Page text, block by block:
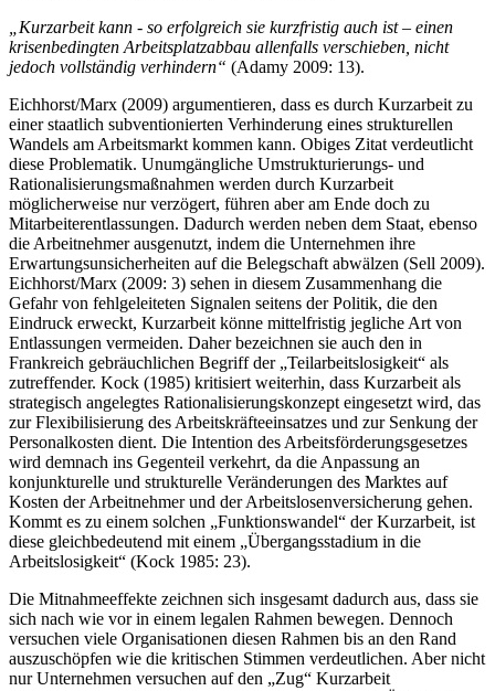
„Kurzarbeit kann - so erfolgreich sie kurzfristig auch ist – einen
krisenbedingten Arbeitsplatzabbau allenfalls verschieben, nicht
Eichhorst/Marx (2009) argumentieren, dass es durch Kurzarbeit zu
einer staatlich subventionierten Verhinderung eines strukturellen
Wandels am Arbeitsmarkt kommen kann. Obiges Zitat verdeutlicht
diese Problematik. Unumgängliche Umstrukturierungs- und
Rationalisierungsmaßnahmen werden durch Kurzarbeit
möglicherweise nur verzögert, führen aber am Ende doch zu
Mitarbeiterentlassungen. Dadurch werden neben dem Staat, ebenso
die Arbeitnehmer ausgenutzt, indem die Unternehmen ihre
Erwartungsunsicherheiten auf die Belegschaft abwälzen (Sell 2009).
Eichhorst/Marx (2009: 3) sehen in diesem Zusammenhang die
Gefahr von fehlgeleiteten Signalen seitens der Politik, die den
Eindruck erweckt, Kurzarbeit könne mittelfristig jegliche Art von
Entlassungen vermeiden. Daher bezeichnen sie auch den in
Frankreich gebräuchlichen Begriff der „Teilarbeitslosigkeit“ als
zutreffender. Kock (1985) kritisiert weiterhin, dass Kurzarbeit als
strategisch angelegtes Rationalisierungskonzept eingesetzt wird, das
zur Flexibilisierung des Arbeitskräfteeinsatzes und zur Senkung der
Personalkosten dient. Die Intention des Arbeitsförderungsgesetzes
wird demnach ins Gegenteil verkehrt, da die Anpassung an
konjunkturelle und strukturelle Veränderungen des Marktes auf
Kosten der Arbeitnehmer und der Arbeitslosenversicherung gehen.
Kommt es zu einem solchen „Funktionswandel“ der Kurzarbeit, ist
diese gleichbedeutend mit einem „Übergangsstadium in die
Die Mitnahmeeffekte zeichnen sich insgesamt dadurch aus, dass sie
sich nach wie vor in einem legalen Rahmen bewegen. Dennoch
versuchen viele Organisationen diesen Rahmen bis an den Rand
auszuschöpfen wie die kritischen Stimmen verdeutlichen. Aber nicht